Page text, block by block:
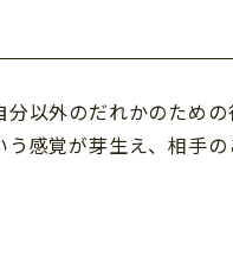
以外のだれかのため
感覚が芽生え、相手